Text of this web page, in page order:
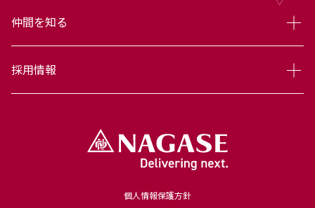
仲間を知る
採用情報
個人情報保護方針